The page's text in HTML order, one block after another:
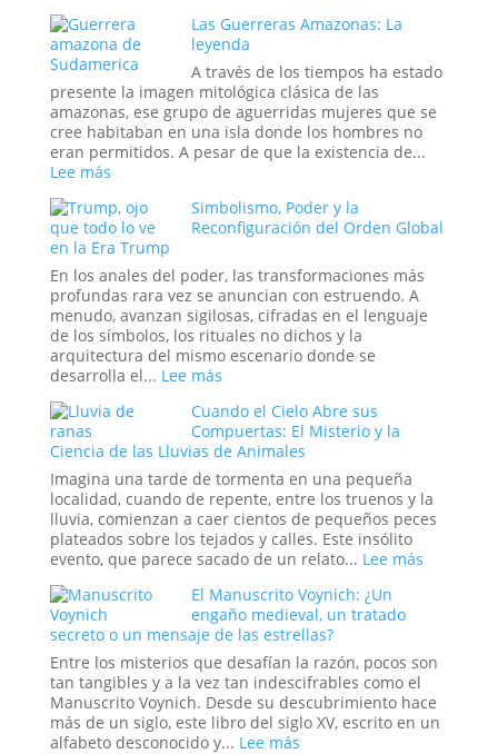
donde
Decide
la
Hora
del
Apocalipsis
«Niños
y
el
Proyecto
Stargate:
¿La
de
la
o
el
Sueño
de
un
Espía?
Las Guerreras Amazonas: La
leyenda
A través de los tiempos ha estado
presente la imagen mitológica clásica de las
amazonas, ese grupo de aguerridas mujeres que se
cree habitaban en una isla donde los hombres no
eran permitidos. A pesar de que la existencia de...
Lee más:
Guerreras
Amazonas:
La
leyenda
Simbolismo, Poder y la
Reconfiguración del Orden Global
en la Era Trump
En los anales del poder, las transformaciones más
profundas rara vez se anuncian con estruendo. A
menudo, avanzan sigilosas, cifradas en el lenguaje
de los símbolos, los rituales no dichos y la
arquitectura del mismo escenario donde se
desarrolla el... Lee más:
Poder
y
la
Reconfiguración
del
Orden
Global
en
Era
Trump
Cuando el Cielo Abre sus
Compuertas: El Misterio y la
Ciencia de las Lluvias de Animales
Imagina una tarde de tormenta en una pequeña
localidad, cuando de repente, entre los truenos y la
lluvia, comienzan a caer cientos de pequeños peces
plateados sobre los tejados y calles. Este insólito
evento, que parece sacado de un relato... Lee más:
sus
El
Misterio
El Manuscrito Voynich: ¿Un
engaño medieval, un tratado
secreto o un mensaje de las estrellas?
Entre los misterios que desafían la razón, pocos son
tan tangibles y a la vez tan indescifrables como el
Manuscrito Voynich. Desde su descubrimiento hace
más de un siglo, este libro del siglo XV, escrito en un
alfabeto desconocido y... Lee más: